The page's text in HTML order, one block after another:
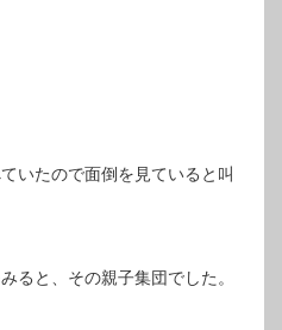
いたので面倒を見ていると叫
ると、その親子集団でした。